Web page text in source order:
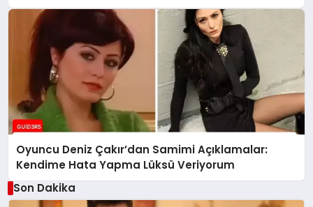
Oyuncu Deniz Çakır’dan Samimi Açıklamalar:
Kendime Hata Yapma Lüksü Veriyorum
Son Dakika